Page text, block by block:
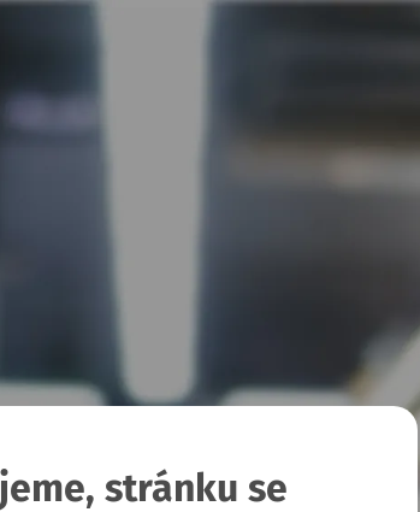
stránku se